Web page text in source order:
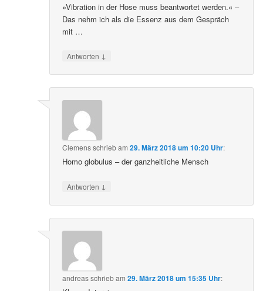
»Vibration in der Hose muss beantwortet werden.« –
Das nehm ich als die Essenz aus dem Gespräch
mit …
Antworten ↓
Clemensschriebam29. März 2018 um 10:20 Uhr:
Homo globulus – der ganzheitliche Mensch
Antworten ↓
andreasschriebam29. März 2018 um 15:35 Uhr: